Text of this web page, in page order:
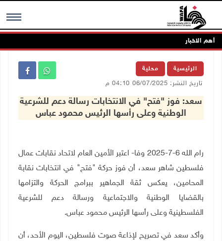
MENU أهم الاخبار
الرئيسية محلية
تاريخ النشر: 06/07/2025 04:10 م
سعد: فوز "فتح" في الانتخابات رسالة دعم للشرعية
الوطنية وعلى رأسها الرئيس محمود عباس
رام الله 6-7-2025 وفا- اعتبر الأمين العام لاتحاد نقابات عمال
فلسطين شاهر سعد، أن فوز حركة "فتح" في انتخابات نقابة
المحامين، يعكس ثقة الجماهير ببرامج الحركة والتزامها
بالقضايا الوطنية والاجتماعية ورسالة دعم للشرعية
الفلسطينية وعلى رأسها الرئيس محمود عباس.
وأكد سعد في تصريح لإذاعة صوت فلسطين، اليوم الأحد، أن